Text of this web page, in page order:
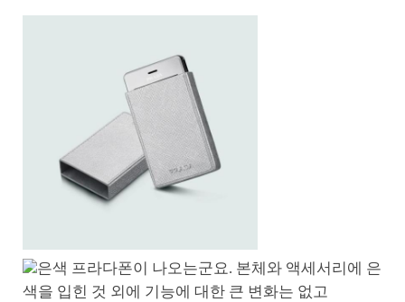
은색 프라다폰이 나오는군요. 본체와 액세서리에 은
색을 입힌 것 외에 기능에 대한 큰 변화는 없고